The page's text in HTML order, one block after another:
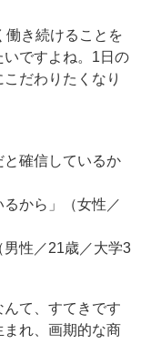
働き続けることを
ですよね。1日の
だわりたくなり
と確信しているか
るから」（女性／
男性／21歳／大学3
て、すてきです
れ、画期的な商